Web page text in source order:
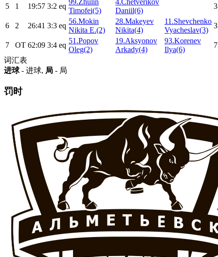
5 1 19:57 3:2 eq
99.Zhulin
Timofei(5)
4.Chetverikov
Daniil(6)
6 2 26:41 3:3 eq
56.Mokin
Nikita E.(2)
28.Makeyev
Nikita(4)
11.Shevchenko
Vyacheslav(3)
7 ОТ 62:09 3:4 eq
51.Popov
Oleg(2)
19.Aksyonov
Arkady(4)
93.Korenev
Ilya(6)
词汇表
进球- 进球, 局 - 局
罚时